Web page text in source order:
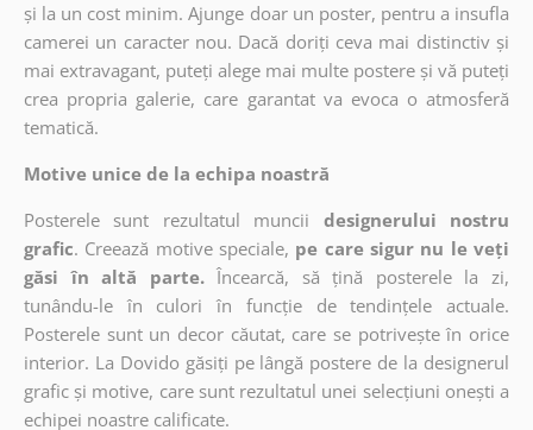
și la un cost minim. Ajunge doar un poster, pentru a insufla
camerei un caracter nou. Dacă doriți ceva mai distinctiv și
mai extravagant, puteți alege mai multe postere și vă puteți
crea propria galerie, care garantat va evoca o atmosferă
tematică.
Motive unice de la echipa noastră
Posterele sunt rezultatul muncii
designerului nostru
grafic. Creează motive speciale, pe care sigur nu le veți
găsi în altă parte. Încearcă, să țină posterele la zi,
tunându-le în culori în funcție de tendințele actuale.
Posterele sunt un decor căutat, care se potrivește în orice
interior. La Dovido găsiți pe lângă postere de la designerul
grafic și motive, care sunt rezultatul unei selecțiuni onești a
echipei noastre calificate.